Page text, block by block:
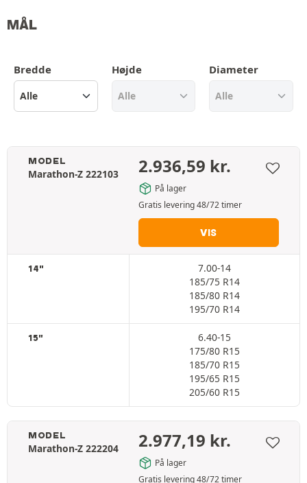
MÅL
Bredde Højde Diameter
MODEL
Marathon-Z 222103 2.936,59 kr.
På lager
Gratis levering 48/72 timer
VIS
14"
7.00-14
185/75 R14
185/80 R14
195/70 R14
15"
6.40-15
175/80 R15
185/70 R15
195/65 R15
205/60 R15
MODEL
Marathon-Z 222204 2.977,19 kr.
På lager
Gratis levering 48/72 timer